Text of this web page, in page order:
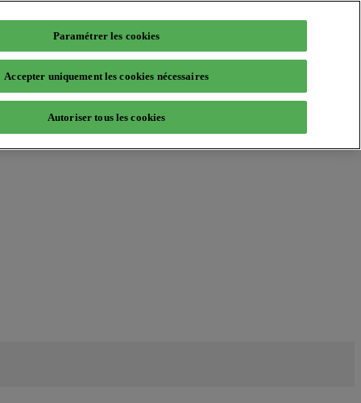
Paramétrer les cookies
Accepter uniquement les cookies nécessaires
Autoriser tous les cookies